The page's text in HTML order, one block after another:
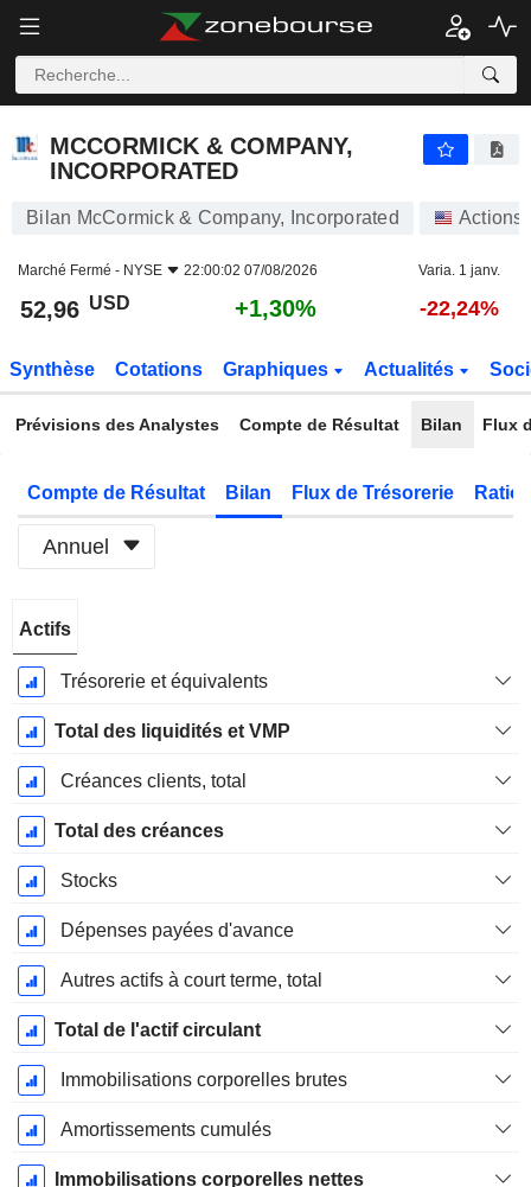
MCCORMICK & COMPANY,
INCORPORATED
Bilan McCormick & Company, Incorporated Actions
Marché Fermé - NYSE 22:00:02 07/08/2026 Varia. 1 janv.
52,96 USD +1,30% -22,24%
Synthèse Cotations Graphiques Actualités
Prévisions des Analystes Compte de Résultat Bilan Flux
Compte de Résultat Bilan Flux de Trésorerie
Annuel
Fiscale:
Novembre
Actifs
Trésorerie et équivalents
Total des liquidités et VMP
Créances clients, total
Total des créances
Stocks
Dépenses payées d'avance
Autres actifs à court terme, total
Total de l'actif circulant
Immobilisations corporelles brutes
Amortissements cumulés
Immobilisations corporelles nettes